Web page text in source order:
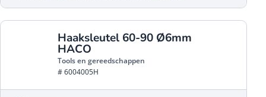
Haaksleutel 60-90 Ø6mm
HACO
Tools en gereedschappen
# 6004005H